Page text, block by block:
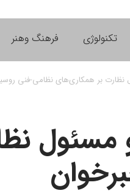
تکنولوژی فرهنگ وهنر
بر همکاری‌های نظامی-فنی
مسئول